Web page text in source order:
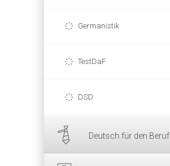
Germanistik
TestDaF
DSD
Deutsch für den Beruf